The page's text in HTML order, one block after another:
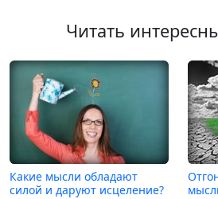
Читать
Какие мысли обладают
силой и даруют исцеление?